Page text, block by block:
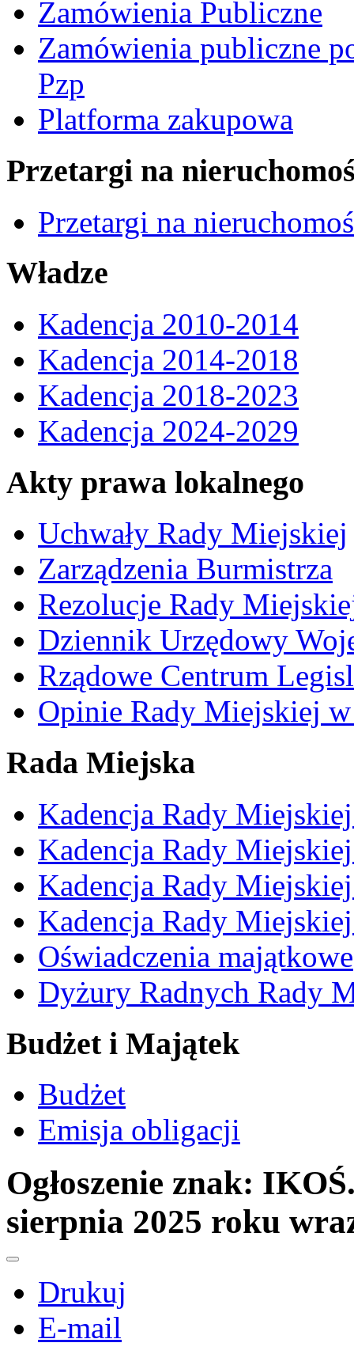
Zamówienia Publiczne
Zamówienia publiczne
Pzp
Platforma zakupowa
Przetargi na
Przetargi na
Władze
Kadencja 2010-2014
Kadencja 2014-2018
Kadencja 2018-2023
Kadencja 2024-2029
Akty prawa lokalnego
Uchwały Rady Miejskiej
Zarządzenia Burmistrza
Rezolucje Rady
Dziennik Urzędowy
Rządowe Centrum
Opinie Rady Miejskiej w
Rada Miejska
Kadencja Rady
Kadencja Rady
Kadencja Rady
Kadencja Rady
Oświadczenia majątkowe
Dyżury Radnych Rady
Budżet i Majątek
Budżet
Emisja obligacji
Ogłoszenie znak:
sierpnia 2025 roku
Drukuj
E-mail